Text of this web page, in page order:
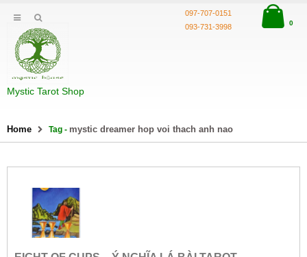
Mystic Tarot Shop
097-707-0151
093-731-3998
0
Home Tag - mystic dreamer hop voi thach anh nao